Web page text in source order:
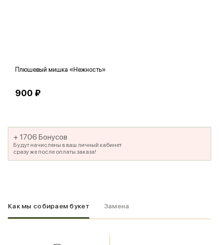
Плюшевый мишка «Нежность»
900 ₽
+ 1706 Бонусов
Будут начислены в ваш личный кабинет
сразу же после оплаты заказа!
Как мы собираем букет Замена